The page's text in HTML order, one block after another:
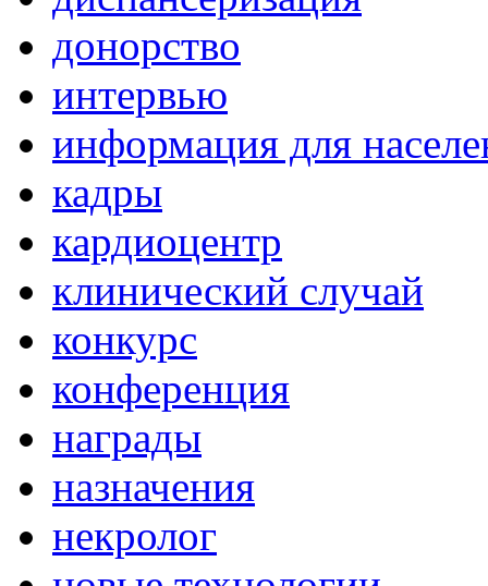
донорство
интервью
информация для
кадры
кардиоцентр
клинический случай
конкурс
конференция
награды
назначения
некролог